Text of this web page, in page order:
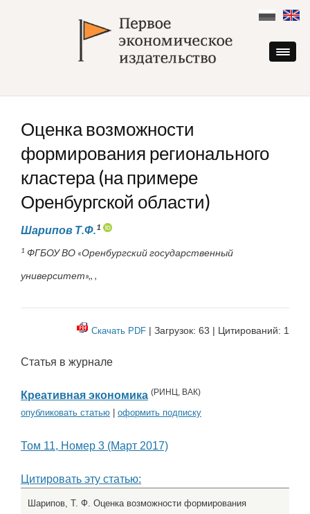
content
Оценка возможности
формирования регионального
кластера (на примере
Оренбургской области)
Шарипов Т.Ф.1
1 ФГБОУ ВО «Оренбургский государственный
университет»,, ,
Скачать PDF | Загрузок: 63 | Цитирований: 1
Статья в журнале
Креативная экономика (РИНЦ, ВАК)
опубликовать статью оформить подписку
Том 11, Номер 3 (Март 2017)
Цитировать эту статью:
Шарипов, Т. Ф. Оценка возможности формирования